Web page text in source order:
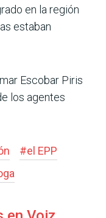
en la región
estaban
Escobar Piris
los agentes
#el EPP